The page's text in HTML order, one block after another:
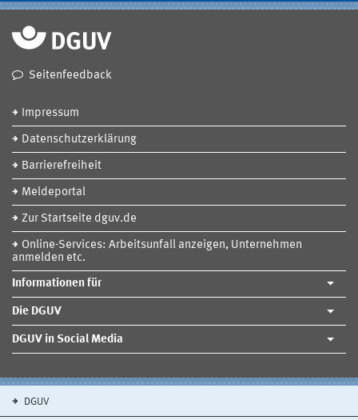
Seitenfeedback
Impressum
Datenschutzerklärung
Barrierefreiheit
Meldeportal
Zur Startseite dguv.de
Online-Services: Arbeitsunfall anzeigen, Unternehmen
anmelden etc.
Informationen für
Die DGUV
DGUV in Social Media
DGUV